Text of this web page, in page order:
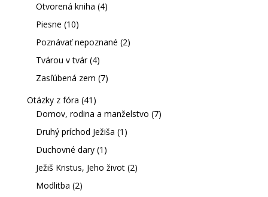
Otvorená kniha (4)
Piesne (10)
Poznávať nepoznané (2)
Tvárou v tvár(4)
Zasľúbená zem (7)
Otázky z fóra (41)
Domov, rodina a manželstvo (7)
Druhý príchod Ježiša (1)
Duchovné dary(1)
Ježiš Kristus, Jeho život(2)
Modlitba (2)